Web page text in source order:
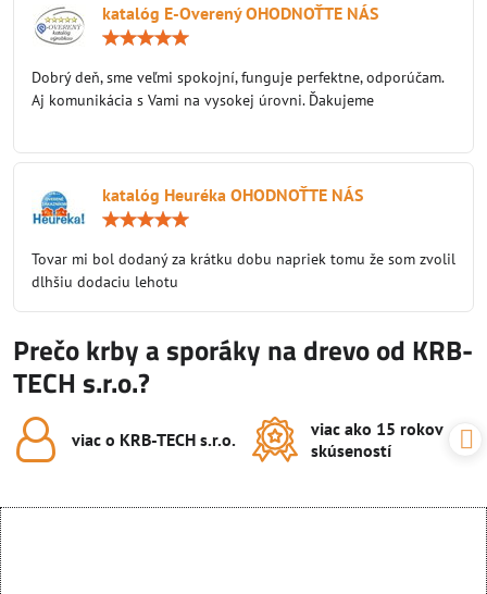
katalóg E-Overený OHODNOŤTE NÁS
5
Dobrý deň, sme veľmi spokojní, funguje perfektne, odporúčam.
Aj komunikácia s Vami na vysokej úrovni. Ďakujeme
katalóg Heuréka OHODNOŤTE NÁS
5
Tovar mi bol dodaný za krátku dobu napriek tomu že som zvolil
dlhšiu dodaciu lehotu
Prečo krby a sporáky na drevo od KRB-
TECH s.r.o.?
viac o KRB-TECH s​.r​.o​.
viac ako 15 rokov
skúseností